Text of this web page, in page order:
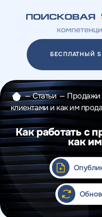
БЕСПЛАТНЫЙ
Акции
Отзывы
Реклама
Веб-
— Статьи — Продажи
клиентами и как им
Как работать с
как